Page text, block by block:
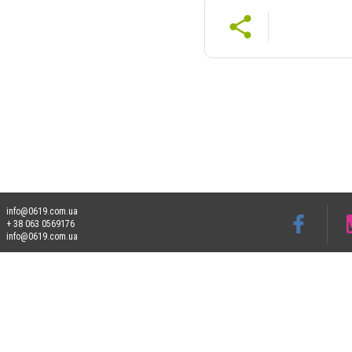
info@0619.com.ua
+ 38 063 0569176
info@0619.com.ua